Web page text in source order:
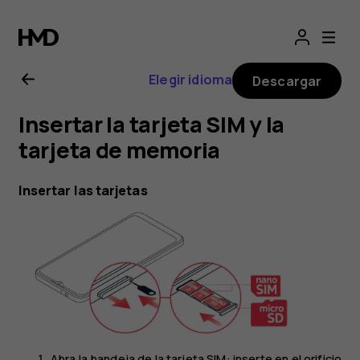
Guía
del
usuario
de
Nokia
G21
Elegir idioma Descargar
Insertar la tarjeta SIM y la
tarjeta de memoria
Insertar las tarjetas